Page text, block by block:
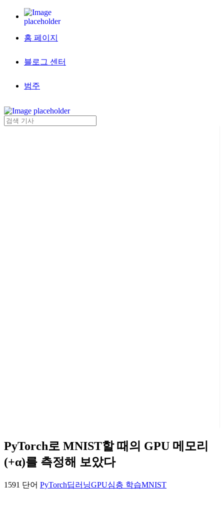
홈 페이지
블로그 센터
범주
PyTorch로 MNIST할 때의 GPU 메모리
(+α)를 측정해 보았다
1591 단어 PyTorch딥러닝GPU심층 학습MNIST